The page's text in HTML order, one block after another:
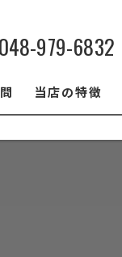
048-979-6832
当店の特徴
ボクシング